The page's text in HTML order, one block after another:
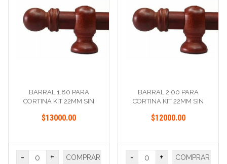
BARRAL 1.80 PARA
CORTINA KIT 22MM SIN
$13000.00
- + COMPRAR
BARRAL 2.00 PARA
CORTINA KIT 22MM SIN
$12000.00
- + COMPRAR